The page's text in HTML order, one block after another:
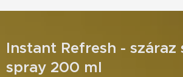
Instant Refresh - száraz
spray 200 ml